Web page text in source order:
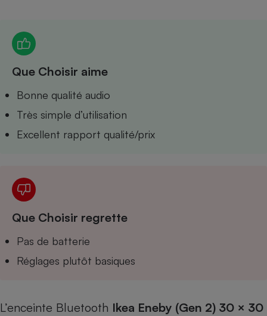
Que Choisir aime
Bonne qualité audio
Très simple d’utilisation
Excellent rapport qualité/prix
Que Choisir regrette
Pas de batterie
Réglages plutôt basiques
L’enceinte Bluetooth Ikea Eneby (Gen 2) 30 × 30
induction